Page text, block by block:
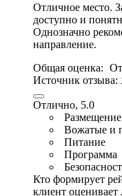
Отличное место.
доступно и
Однозначно
направление.
Общая оценка:
Источник отзыва:
Отлично, 5.0
Размещение
Вожатые и
Питание
Программа
Кто формирует
клиент оценивает